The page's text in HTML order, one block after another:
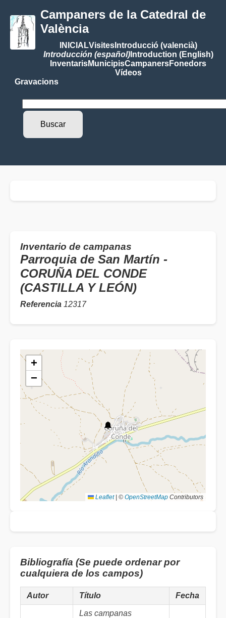
Campaners de la Catedral de
València
INICIALVisitesIntroducció (valencià)
Introducción (español)Introduction (English)
InventarisMunicipisCampanersFonedors
Vídeos
Gravacions
Inventario de campanas
Parroquia de San Martín -
CORUÑA DEL CONDE
(CASTILLA Y LEÓN)
Referencia 12317
+
−
Leaflet © OpenStreetMap Contributors
Bibliografía (Se puede ordenar por
cualquiera de los campos)
Autor Título Fecha
Las campanas